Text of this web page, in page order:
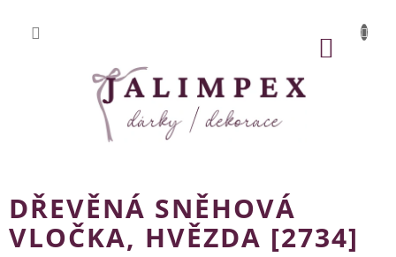
obsah
DŘEVĚNÁ SNĚHOVÁ
VLOČKA, HVĚZDA [2734]